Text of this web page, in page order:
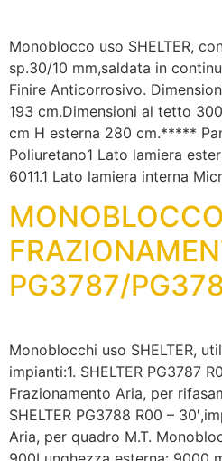
Monoblocco uso SHELTER,
sp.30/10 mm,saldata in
Finire Anticorrosivo.
193 cm.Dimensioni al tetto
cm H esterna 280 cm.*****
Poliuretano1 Lato lamiera
6011.1 Lato lamiera interna
PG3787/
Monoblocchi uso SHELTER,
impianti:1. SHELTER PG3787
Frazionamento Aria, per
SHELTER PG3788 R00 –
Aria, per quadro M.T.